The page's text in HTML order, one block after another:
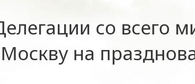
со всего
Москву на